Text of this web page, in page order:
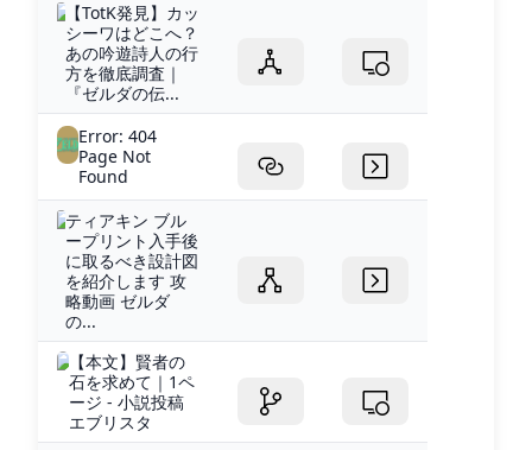
【TotK発見】カッ
シーワはどこへ？
あの吟遊詩人の行
方を徹底調査｜
『ゼルダの伝...
Error: 404
Page Not
Found
ティアキン ブル
ープリント入手後
に取るべき設計図
を紹介します 攻
略動画 ゼルダ
の...
【本文】賢者の
石を求めて｜1ペ
ージ - 小説投稿
エブリスタ